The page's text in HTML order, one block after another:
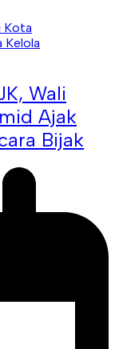
Wali
Ajak
Bijak